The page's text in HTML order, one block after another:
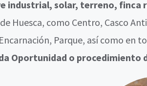
industrial, solar, terreno, finca
Huesca, como Centro, Casco
Parque, así como en
Oportunidad o procedimiento